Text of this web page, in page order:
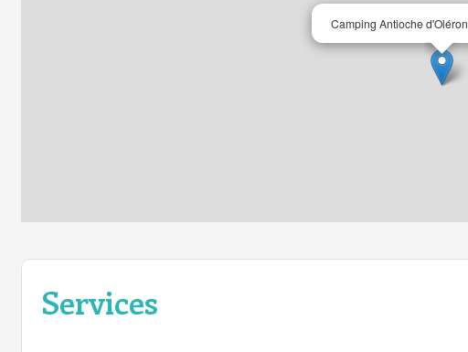
Camping Antioche d'Oléron
Services